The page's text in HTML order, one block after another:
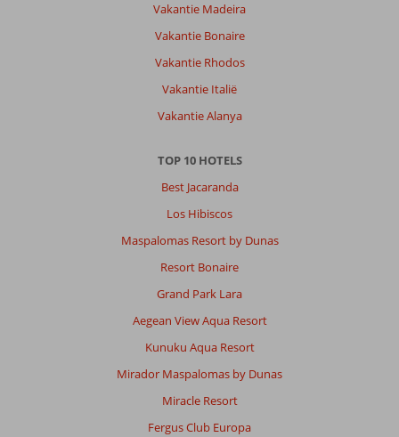
Vakantie Madeira
Vakantie Bonaire
Vakantie Rhodos
Vakantie Italië
Vakantie Alanya
TOP 10 HOTELS
Best Jacaranda
Los Hibiscos
Maspalomas Resort by Dunas
Resort Bonaire
Grand Park Lara
Aegean View Aqua Resort
Kunuku Aqua Resort
Mirador Maspalomas by Dunas
Miracle Resort
Fergus Club Europa